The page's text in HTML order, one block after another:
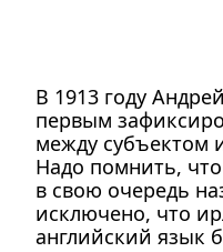
В 1913 году
первым
между субъектом
Надо помнить,
в свою очередь
исключено, что
английский язык